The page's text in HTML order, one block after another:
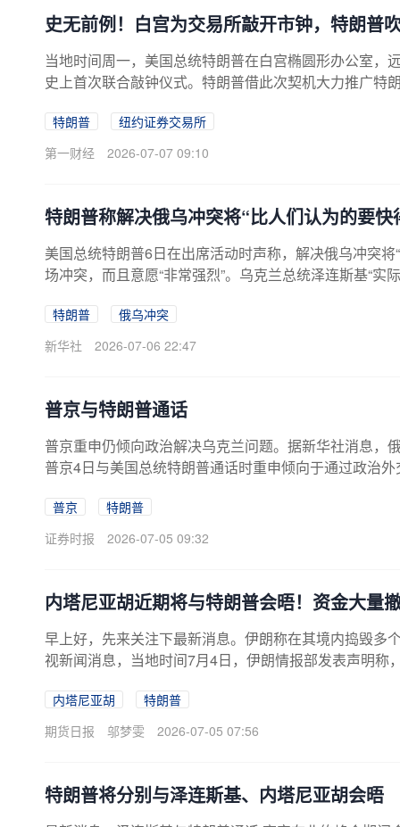
史无前例！白宫为交易所敲开市钟，特朗普
当地时间周一，美国总统特朗普在白宫椭圆形办公室
史上首次联合敲钟仪式。特朗普借此次契机大力推广
户正式落地。本次白宫敲钟活动汇聚大量企业高管与官
慈善基金会首席执行官（CEO）布拉德・格斯特纳、洲
特朗普
纽约证券交易所
第一财经
2026-07-07 09:10
特朗普称解决俄乌冲突将“比人们认为的要快
美国总统特朗普6日在出席活动时声称，解决俄乌冲突
场冲突，而且意愿“非常强烈”。乌克兰总统泽连斯基“
特朗普
俄乌冲突
新华社
2026-07-06 22:47
普京与特朗普通话
普京重申仍倾向政治解决乌克兰问题。据新华社消息，
普京4日与美国总统特朗普通话时重申倾向于通过政治
普京与特朗普进行了电话交谈，通话时间约为1小时25
的战场情况。普京说，俄军正在全线发起进攻。乌沙科
普京
特朗普
证券时报
2026-07-05 09:32
内塔尼亚胡近期将与特朗普会晤！资金大量
早上好，先来关注下最新消息。伊朗称在其境内捣毁多
视新闻消息，当地时间7月4日，伊朗情报部发表声明称
警察部队，在锡斯坦-俾路支斯坦省扎黑丹等地开展多
死2名武装人员。声明还表示，伊朗安全部门在该省两
内塔尼亚胡
特朗普
期货日报
邬梦雯 2026-07-05 07:56
特朗普将分别与泽连斯基、内塔尼亚胡会晤